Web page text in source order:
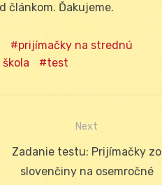
článkom. Ďakujeme.
prijímačky na strednú
test
Next
Next
post:
Zadanie testu: Prijímačky zo
slovenčiny na osemročné